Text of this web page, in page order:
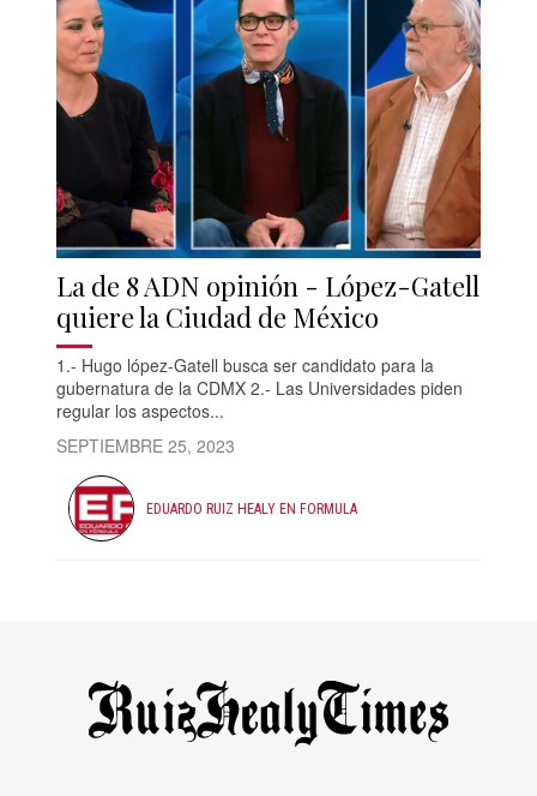
La de 8 ADN opinión - López-Gatell
quiere la Ciudad de México
1.- Hugo lópez-Gatell busca ser candidato para la
gubernatura de la CDMX 2.- Las Universidades piden
regular los aspectos...
SEPTIEMBRE 25, 2023
EDUARDO RUIZ HEALY EN FORMULA